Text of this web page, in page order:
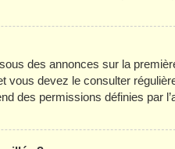
des annonces sur la
vous devez le consulter
des permissions définies par